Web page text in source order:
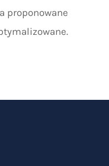
proponowane